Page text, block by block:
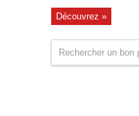
Découvrez »